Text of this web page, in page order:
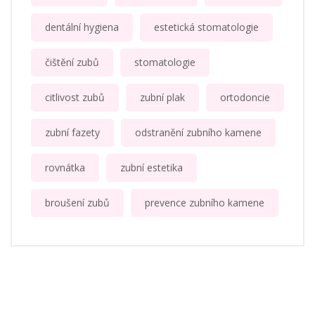
dentální hygiena estetická stomatologie
čištění zubů stomatologie
citlivost zubů zubní plak ortodoncie
zubní fazety odstranění zubního kamene
rovnátka zubní estetika
broušení zubů prevence zubního kamene